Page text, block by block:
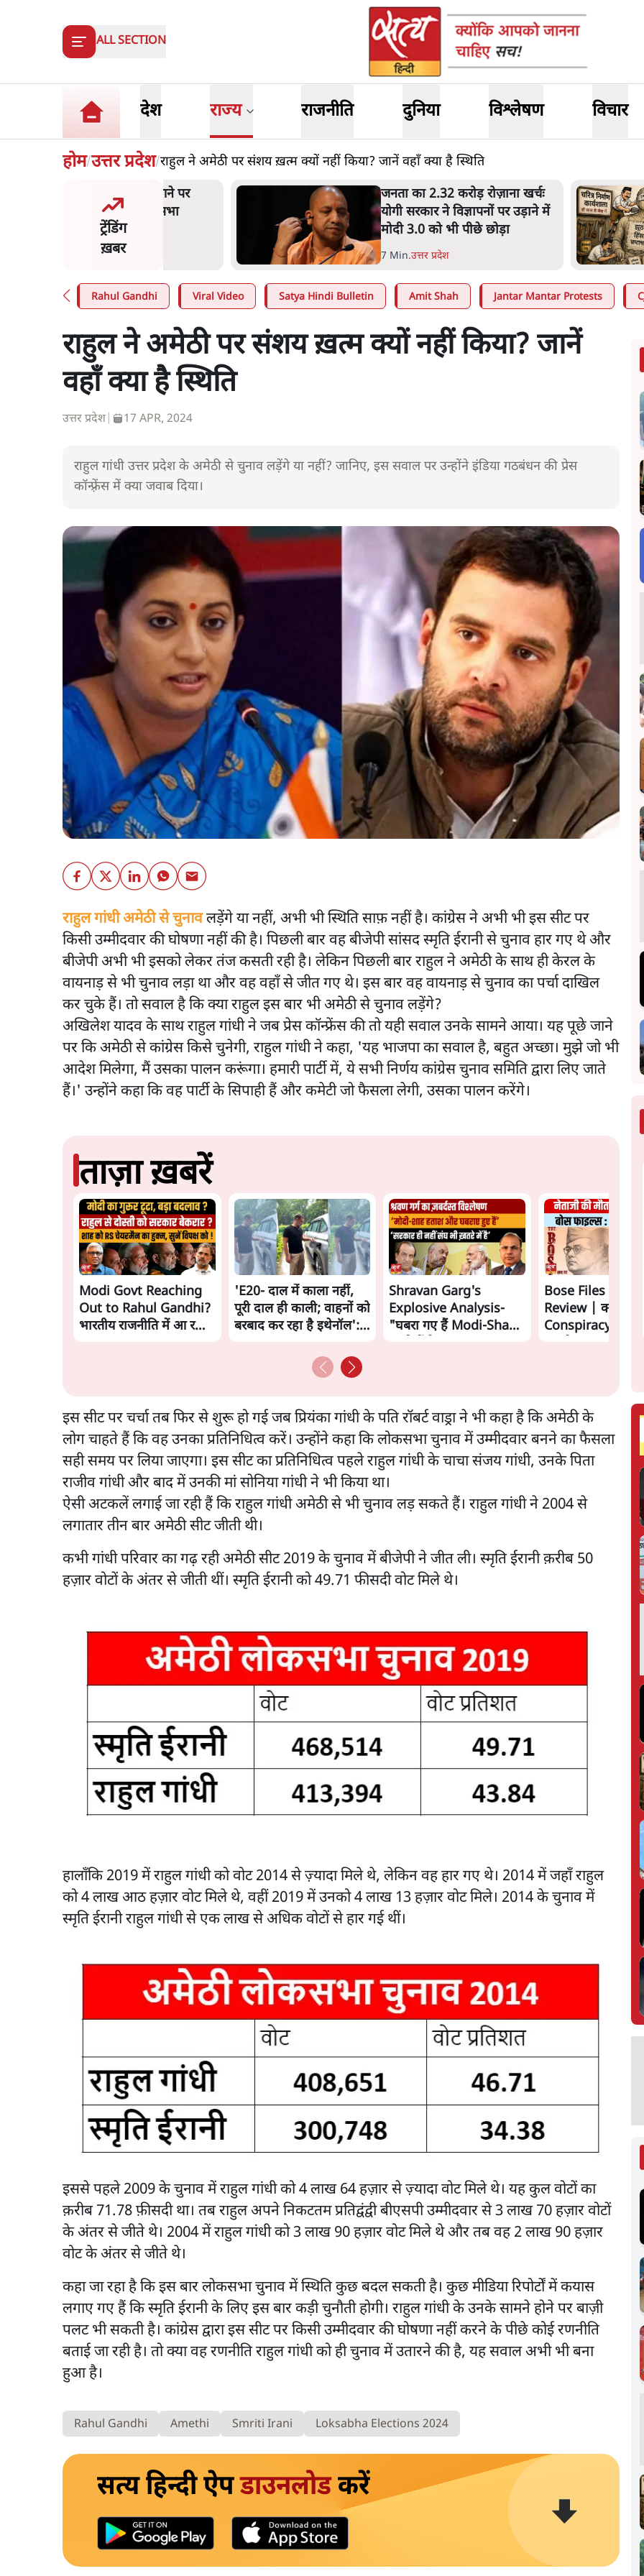
ALL SECTION
देश राज्य राजनीति दुनिया विश्लेषण विचार
होम/उत्तर प्रदेश/राहुल ने अमेठी पर संशय ख़त्म क्यों नहीं किया? जानें वहाँ क्या है स्थिति
ट्रेंडिंग
ख़बर
शाह के संसद में आने पर
करे सरकार': राज्यसभा
जनता का 2.32 करोड़ रोज़ाना खर्चः
योगी सरकार ने विज्ञापनों पर उड़ाने में
मोदी 3.0 को भी पीछे छोड़ा
7 Min.उत्तर प्रदेश
Rahul Gandhi Viral Video Satya Hindi Bulletin Amit Shah Jantar Mantar Protests
राहुल ने अमेठी पर संशय ख़त्म क्यों नहीं किया? जानें
वहाँ क्या है स्थिति
उत्तर प्रदेश 17 APR, 2024
राहुल गांधी उत्तर प्रदेश के अमेठी से चुनाव लड़ेंगे या नहीं? जानिए, इस सवाल पर उन्होंने इंडिया गठबंधन की प्रेस
कॉन्फ़्रेंस में क्या जवाब दिया।
राहुल गांधी अमेठी से चुनावलड़ेंगे या नहीं, अभी भी स्थिति साफ़ नहीं है। कांग्रेस ने अभी भी इस सीट पर
किसी उम्मीदवार की घोषणा नहीं की है। पिछली बार वह बीजेपी सांसद स्मृति ईरानी से चुनाव हार गए थे और
बीजेपी अभी भी इसको लेकर तंज कसती रही है। लेकिन पिछली बार राहुल ने अमेठी के साथ ही केरल के
वायनाड़ से भी चुनाव लड़ा था और वह वहाँ से जीत गए थे। इस बार वह वायनाड़ से चुनाव का पर्चा दाखिल
कर चुके हैं। तो सवाल है कि क्या राहुल इस बार भी अमेठी से चुनाव लड़ेंगे?
अखिलेश यादव के साथ राहुल गांधी ने जब प्रेस कॉन्फ्रेंस की तो यही सवाल उनके सामने आया। यह पूछे जाने
पर कि अमेठी से कांग्रेस किसे चुनेगी, राहुल गांधी ने कहा, 'यह भाजपा का सवाल है, बहुत अच्छा। मुझे जो भी
आदेश मिलेगा, मैं उसका पालन करूंगा। हमारी पार्टी में, ये सभी निर्णय कांग्रेस चुनाव समिति द्वारा लिए जाते
हैं।' उन्होंने कहा कि वह पार्टी के सिपाही हैं और कमेटी जो फैसला लेगी, उसका पालन करेंगे।
ताज़ा ख़बरें
Modi Govt Reaching
Out to Rahul Gandhi?
भारतीय राजनीति में आ रहा
'E20- दाल में काला नहीं,
पूरी दाल ही काली; वाहनों को
बरबाद कर रहा है इथेनॉल':
Shravan Garg's
Explosive Analysis-
"घबरा गए हैं Modi-Shah,
Bose Files Film
Review | क्या
Conspiracy का
इस सीट पर चर्चा तब फिर से शुरू हो गई जब प्रियंका गांधी के पति रॉबर्ट वाड्रा ने भी कहा है कि अमेठी के
लोग चाहते हैं कि वह उनका प्रतिनिधित्व करें। उन्होंने कहा कि लोकसभा चुनाव में उम्मीदवार बनने का फैसला
सही समय पर लिया जाएगा। इस सीट का प्रतिनिधित्व पहले राहुल गांधी के चाचा संजय गांधी, उनके पिता
राजीव गांधी और बाद में उनकी मां सोनिया गांधी ने भी किया था।
ऐसी अटकलें लगाई जा रही हैं कि राहुल गांधी अमेठी से भी चुनाव लड़ सकते हैं। राहुल गांधी ने 2004 से
लगातार तीन बार अमेठी सीट जीती थी।
कभी गांधी परिवार का गढ़ रही अमेठी सीट 2019 के चुनाव में बीजेपी ने जीत ली। स्मृति ईरानी क़रीब 50
हज़ार वोटों के अंतर से जीती थीं। स्मृति ईरानी को 49.71 फीसदी वोट मिले थे।
हालाँकि 2019 में राहुल गांधी को वोट 2014 से ज़्यादा मिले थे, लेकिन वह हार गए थे। 2014 में जहाँ राहुल
को 4 लाख आठ हज़ार वोट मिले थे, वहीं 2019 में उनको 4 लाख 13 हज़ार वोट मिले। 2014 के चुनाव में
स्मृति ईरानी राहुल गांधी से एक लाख से अधिक वोटों से हार गई थीं।
इससे पहले 2009 के चुनाव में राहुल गांधी को 4 लाख 64 हज़ार से ज़्यादा वोट मिले थे। यह कुल वोटों का
क़रीब 71.78 फ़ीसदी था। तब राहुल अपने निकटतम प्रतिद्वंद्वी बीएसपी उम्मीदवार से 3 लाख 70 हज़ार वोटों
के अंतर से जीते थे। 2004 में राहुल गांधी को 3 लाख 90 हज़ार वोट मिले थे और तब वह 2 लाख 90 हज़ार
वोट के अंतर से जीते थे।
कहा जा रहा है कि इस बार लोकसभा चुनाव में स्थिति कुछ बदल सकती है। कुछ मीडिया रिपोर्टों में कयास
लगाए गए हैं कि स्मृति ईरानी के लिए इस बार कड़ी चुनौती होगी। राहुल गांधी के उनके सामने होने पर बाज़ी
पलट भी सकती है। कांग्रेस द्वारा इस सीट पर किसी उम्मीदवार की घोषणा नहीं करने के पीछे कोई रणनीति
बताई जा रही है। तो क्या वह रणनीति राहुल गांधी को ही चुनाव में उतारने की है, यह सवाल अभी भी बना
हुआ है।
Rahul Gandhi Amethi Smriti Irani Loksabha Elections 2024
सत्य हिन्दी ऐपडाउनलोडकरें